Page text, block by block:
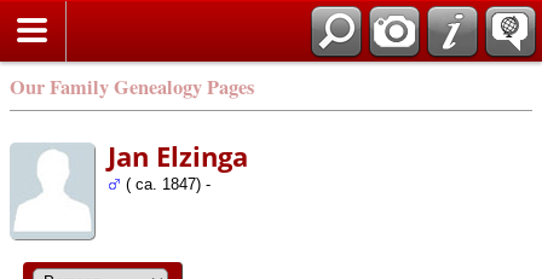
Our Family Genealogy Pages
Jan Elzinga
( ca. 1847) -